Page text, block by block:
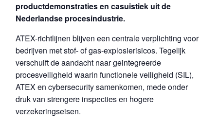
productdemonstraties en casuistiek uit de
Nederlandse procesindustrie.
ATEX-richtlijnen blijven een centrale verplichting voor
bedrijven met stof- of gas-explosierisicos. Tegelijk
verschuift de aandacht naar geintegreerde
procesveiligheid waarin functionele veiligheid (SIL),
ATEX en cybersecurity samenkomen, mede onder
druk van strengere inspecties en hogere
verzekeringseisen.